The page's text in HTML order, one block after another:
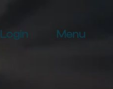
Login Menu